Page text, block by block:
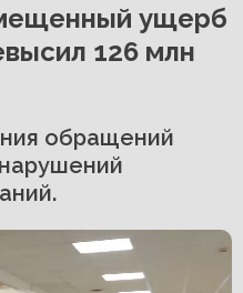
ущерб
126 млн
обращений